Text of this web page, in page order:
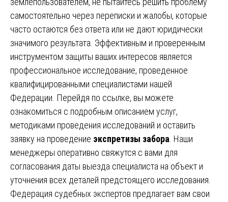
самостоятельно через переписки и жалобы, которые
часто остаются без ответа или не дают юридически
значимого результата. Эффективным и проверенным
инструментом защиты ваших интересов является
профессиональное исследование, проведенное
квалифицированными специалистами нашей
Федерации. Перейдя по ссылке, вы можете
ознакомиться с подробным описанием услуг,
методиками проведения исследований и оставить
заявку на проведение экспретизы забора . Наши
менеджеры оперативно свяжутся с вами для
согласования даты выезда специалиста на объект и
уточнения всех деталей предстоящего исследования.
Федерация судебных экспертов предлагает вам свои